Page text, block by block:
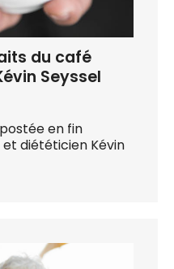
du café
Seyssel
en fin
et diététicien Kévin